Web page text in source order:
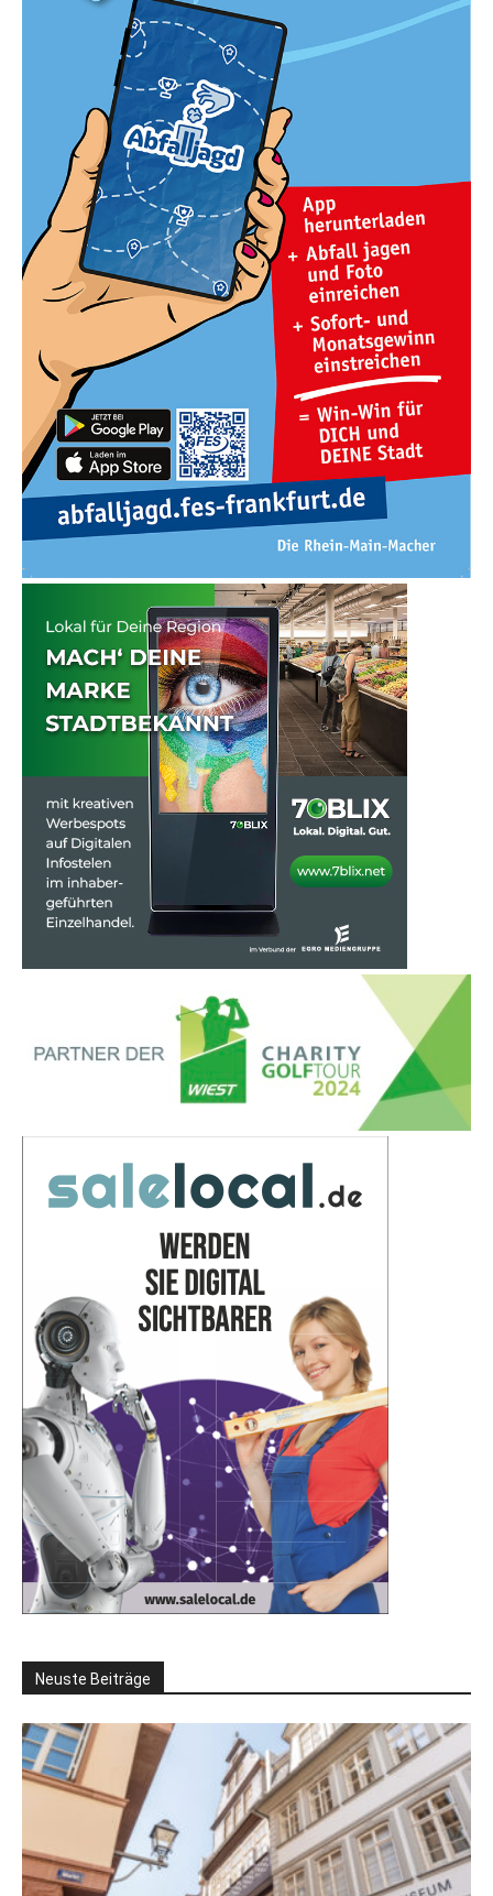
Neuste Beiträge